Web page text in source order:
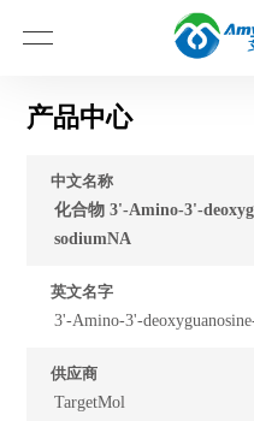
产品中心
中文名称
化合物 3'-Amino-3'-
sodiumNA
英文名字
3'-Amino-3'-
供应商
TargetMol